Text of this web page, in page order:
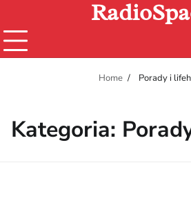
content
Home Porady i
Kategoria: